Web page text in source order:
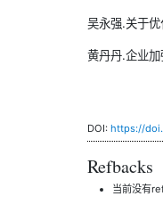
吴永强.关于
黄丹丹.企业
DOI: https://
Refbacks
当前没有